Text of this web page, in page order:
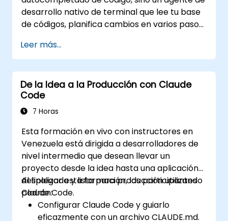
ecosistema MCP (Protocolo de Contexto
del Modelo) y la integración nativa y fluida
con el conjunto Microsoft 365 (Word,
Excel, PowerPoint, Teams, SharePoint y
desarrollo nativo de terminal que lee tu base
de códigos, planifica cambios en varios pasos,
única instrucción hasta un resultado funcional.
Este taller de un día ofrece a los
participantes experiencia práctica
estructurada: configuración de Claude Code
para proyectos reales, redacción de
delegaciones que produzcan resultados
persistente del proyecto y conexión de
herramientas internas mediante el Protocolo
de Contexto de Modelo (Model Context
Protocol).
Leer más...
De la Idea a la Producción con Claude
Code
7 Horas
Esta formación en vivo con instructores en
Venezuela está dirigida a desarrolladores de
nivel intermedio que desean llevar un
proyecto desde la idea hasta una aplicación
desplegada y lista para producción utilizando
Claude Code.
Al finalizar esta formación, los participantes
podrán:
Configurar Claude Code y guiarlo
eficazmente con un archivo CLAUDE.md.